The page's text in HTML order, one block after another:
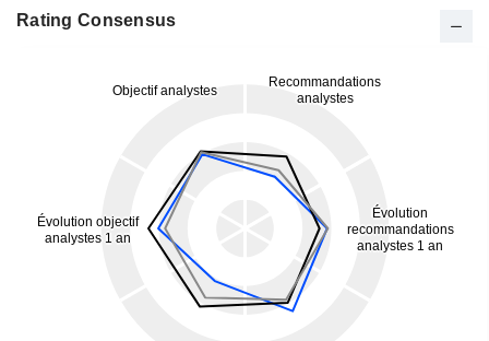
Rating Consensus